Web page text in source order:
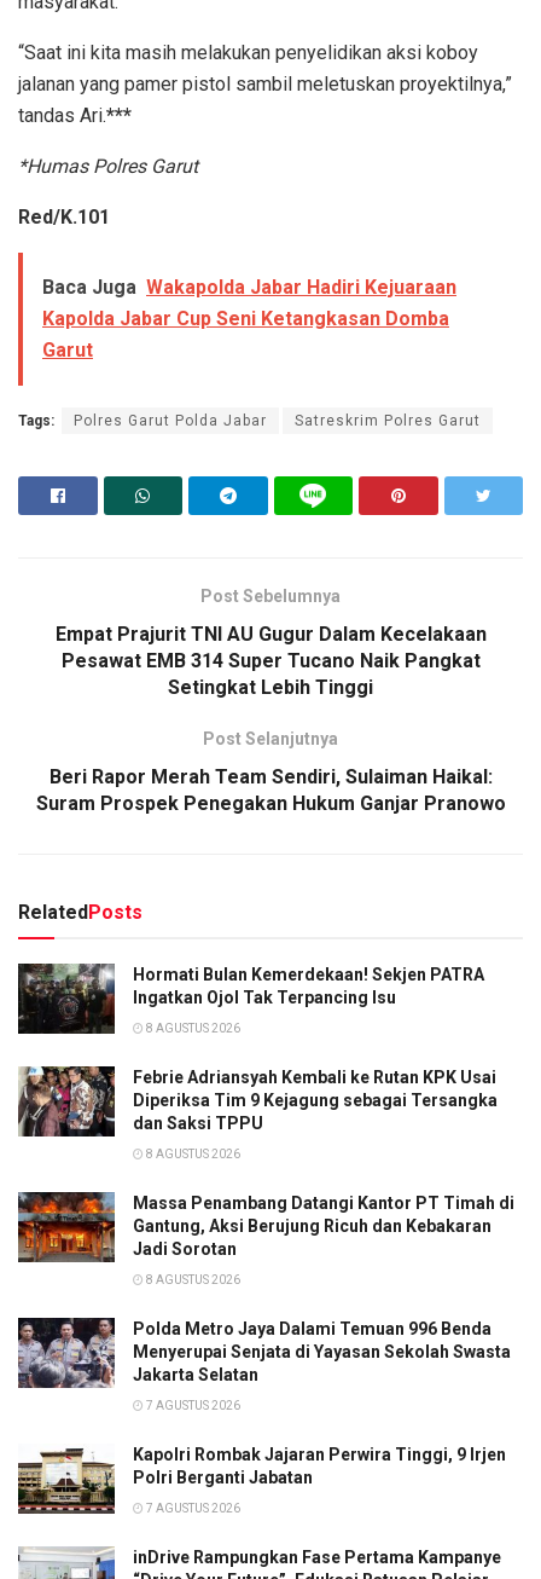
“Saat ini kita masih melakukan penyelidikan aksi koboy
jalanan yang pamer pistol sambil meletuskan proyektilnya,”
tandas Ari.***
*Humas Polres Garut
Red/K.101
Baca Juga Wakapolda Jabar Hadiri Kejuaraan
Kapolda Jabar Cup Seni Ketangkasan Domba
Garut
Tags: Polres Garut Polda Jabar Satreskrim Polres Garut
Post Sebelumnya
Empat Prajurit TNI AU Gugur Dalam Kecelakaan
Pesawat EMB 314 Super Tucano Naik Pangkat
Setingkat Lebih Tinggi
Post Selanjutnya
Beri Rapor Merah Team Sendiri, Sulaiman Haikal:
Suram Prospek Penegakan Hukum Ganjar Pranowo
Related Posts
Hormati Bulan Kemerdekaan! Sekjen PATRA
Ingatkan Ojol Tak Terpancing Isu
8 AGUSTUS 2026
Febrie Adriansyah Kembali ke Rutan KPK Usai
Diperiksa Tim 9 Kejagung sebagai Tersangka
dan Saksi TPPU
8 AGUSTUS 2026
Massa Penambang Datangi Kantor PT Timah di
Gantung, Aksi Berujung Ricuh dan Kebakaran
Jadi Sorotan
8 AGUSTUS 2026
Polda Metro Jaya Dalami Temuan 996 Benda
Menyerupai Senjata di Yayasan Sekolah Swasta
Jakarta Selatan
7 AGUSTUS 2026
Kapolri Rombak Jajaran Perwira Tinggi, 9 Irjen
Polri Berganti Jabatan
7 AGUSTUS 2026
inDrive Rampungkan Fase Pertama Kampanye